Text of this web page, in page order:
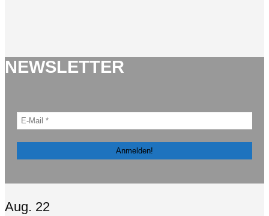
NEWSLETTER
Aug. 22